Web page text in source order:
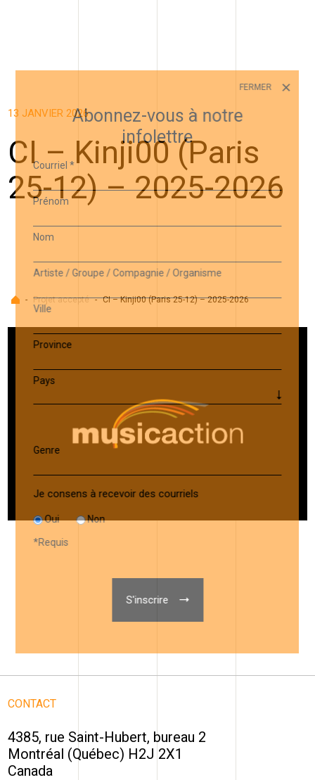
13 JANVIER 2026
CI – Kinji00 (Paris
25-12) – 2025-2026
Accueil
- Projet accepté - CI – Kinji00 (Paris 25-12) – 2025-2026
CONTACT
4385, rue Saint-Hubert, bureau 2
Montréal (Québec) H2J 2X1
Canada
FERMER
Abonnez-vous à notre
infolettre
Courriel*
Prénom
Nom
Artiste / Groupe / Compagnie / Organisme
Ville
Province
Pays
Genre
Je consens à recevoir des courriels
Oui Non
*Requis